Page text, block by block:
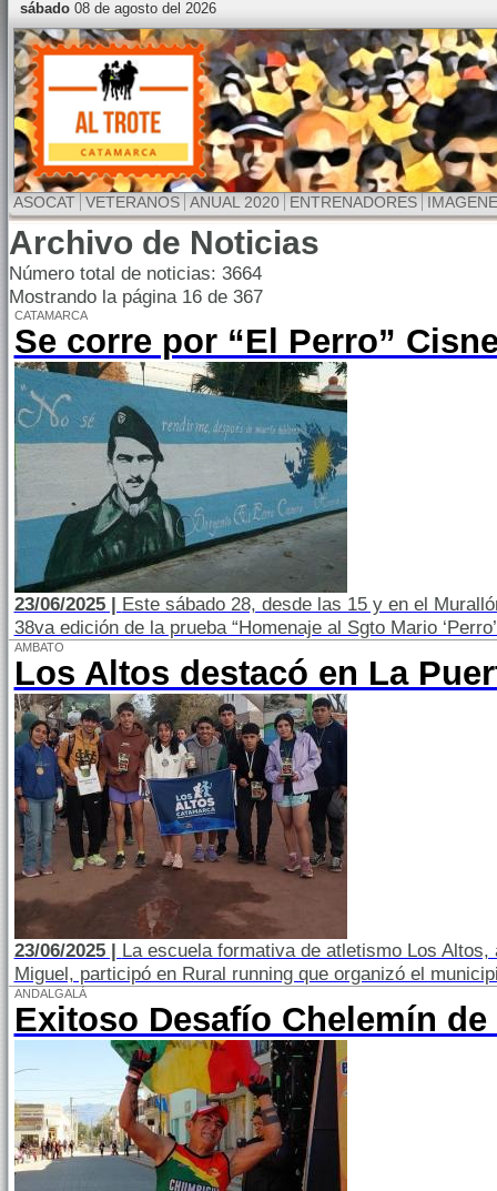
sábado08 de agosto del 2026
ASOCAT VETERANOS ANUAL 2020 ENTRENADORES
Archivo de Noticias
Número total de noticias: 3664
Mostrando la página 16 de 367
CATAMARCA
Se corre por “El Perro”
23/06/2025 | Este sábado 28, desde las 15 y en el
38va edición de la prueba “Homenaje al Sgto Mario
AMBATO
Los Altos destacó en La
23/06/2025 | La escuela formativa de atletismo Los
Miguel, participó en Rural running que organizó el
ANDALGALÁ
Exitoso Desafío Chelemín